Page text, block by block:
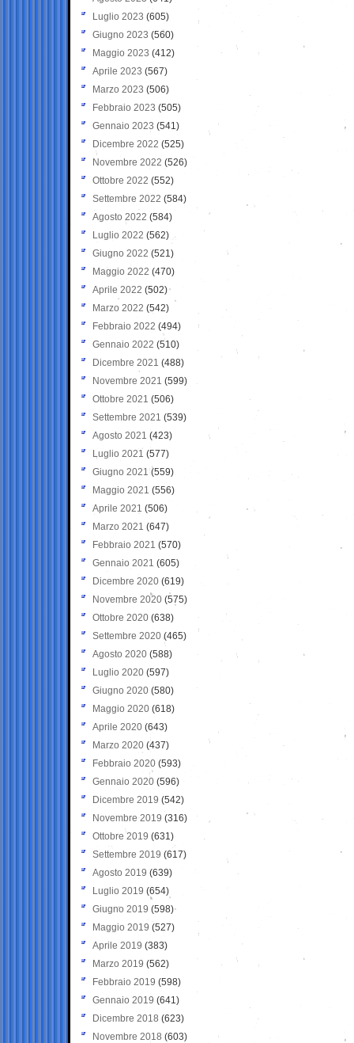
Luglio 2023 (605)
Giugno 2023 (560)
Maggio 2023 (412)
Aprile 2023 (567)
Marzo 2023 (506)
Febbraio 2023 (505)
Gennaio 2023 (541)
Dicembre 2022 (525)
Novembre 2022 (526)
Ottobre 2022 (552)
Settembre 2022 (584)
Agosto 2022 (584)
Luglio 2022 (562)
Giugno 2022 (521)
Maggio 2022 (470)
Aprile 2022 (502)
Marzo 2022 (542)
Febbraio 2022 (494)
Gennaio 2022 (510)
Dicembre 2021 (488)
Novembre 2021 (599)
Ottobre 2021 (506)
Settembre 2021 (539)
Agosto 2021 (423)
Luglio 2021 (577)
Giugno 2021(559)
Maggio 2021 (556)
Aprile 2021 (506)
Marzo 2021 (647)
Febbraio 2021 (570)
Gennaio 2021 (605)
Dicembre 2020 (619)
Novembre 2020 (575)
Ottobre 2020 (638)
Settembre 2020(465)
Agosto 2020 (588)
Luglio 2020 (597)
Giugno 2020 (580)
Maggio 2020 (618)
Aprile 2020 (643)
Marzo 2020 (437)
Febbraio 2020 (593)
Gennaio 2020 (596)
Dicembre 2019 (542)
Novembre 2019 (316)
Ottobre 2019 (631)
Settembre 2019 (617)
Agosto 2019 (639)
Luglio 2019 (654)
Giugno 2019 (598)
Maggio 2019 (527)
Aprile 2019 (383)
Marzo 2019 (562)
Febbraio 2019 (598)
Gennaio 2019 (641)
Dicembre 2018 (623)
Novembre 2018 (603)